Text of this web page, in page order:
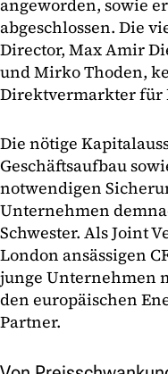
angeworden, sowie
abgeschlossen. Die
Director, Max Amir
und Mirko Thoden,
Direktvermarkter für
Die nötige
Geschäftsaufbau
notwendigen
Unternehmen
Schwester. Als Joint
London ansässigen
junge Unternehmen
den europäischen
Partner.